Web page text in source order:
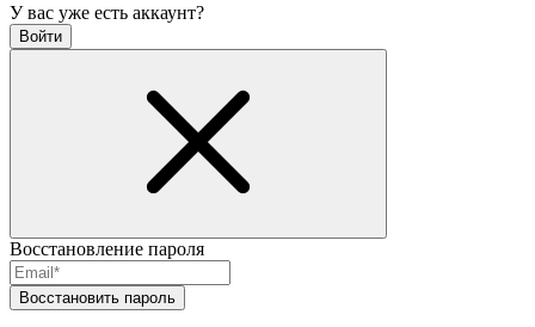
У вас уже есть аккаунт?
Войти
Восстановление пароля
Восстановить пароль